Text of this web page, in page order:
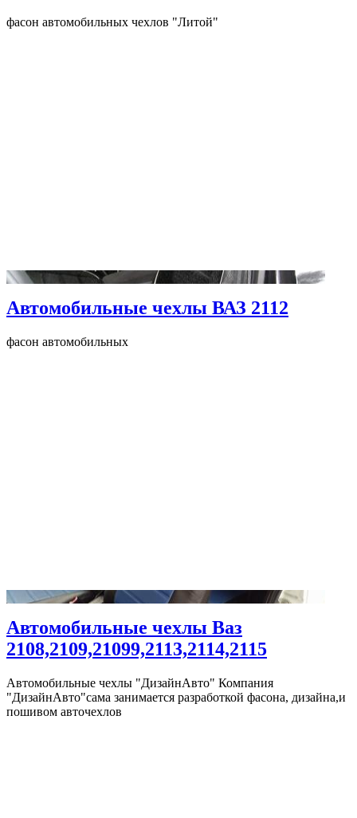
фасон автомобильных чехлов "Литой"
Автомобильные чехлы ВАЗ 2112
фасон автомобильных
Автомобильные чехлы Ваз
2108,2109,21099,2113,2114,2115
Автомобильные чехлы "ДизайнАвто" Компания
"ДизайнАвто"сама занимается разработкой фасона, дизайна,и
пошивом авточехлов